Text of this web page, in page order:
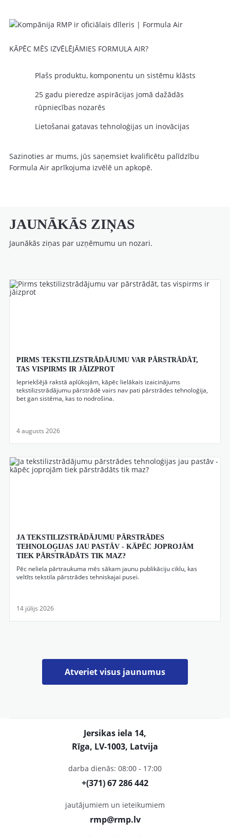
KĀPĒC MĒS IZVĒLĒJĀMIES FORMULA AIR?
Plašs produktu, komponentu un sistēmu klāsts
25 gadu pieredze aspirācijas jomā dažādās
rūpniecības nozarēs
Lietošanai gatavas tehnoloģijas un inovācijas
Sazinoties ar mums, jūs saņemsiet kvalificētu palīdzību
Formula Air aprīkojuma izvēlē un apkopē.
JAUNĀKĀS ZIŅAS
Jaunākās ziņas par uzņēmumu un nozari.
PIRMS TEKSTILIZSTRĀDĀJUMU VAR PĀRSTRĀDĀT,
TAS VISPIRMS IR JĀIZPROT
Iepriekšējā rakstā aplūkojām, kāpēc lielākais izaicinājums
tekstilizstrādājumu pārstrādē vairs nav pati pārstrādes tehnoloģija,
bet gan sistēma, kas to nodrošina.
4 augusts 2026
JA TEKSTILIZSTRĀDĀJUMU PĀRSTRĀDES
TEHNOLOĢIJAS JAU PASTĀV - KĀPĒC JOPROJĀM
TIEK PĀRSTRĀDĀTS TIK MAZ?
Pēc neliela pārtraukuma mēs sākam jaunu publikāciju ciklu, kas
veltīts tekstila pārstrādes tehniskajai pusei.
14 jūlijs 2026
Atveriet visus jaunumus
Jersikas iela 14,
Rīga, LV-1003, Latvija
darba dienās: 08:00 - 17:00
+(371) 67 286 442
jautājumiem un ieteikumiem
rmp@rmp.lv